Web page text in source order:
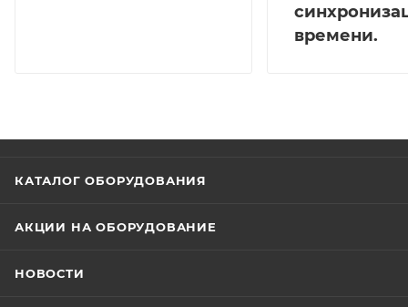
времени.
КАТАЛОГ ОБОРУДОВАНИЯ
АКЦИИ НА ОБОРУДОВАНИЕ
НОВОСТИ